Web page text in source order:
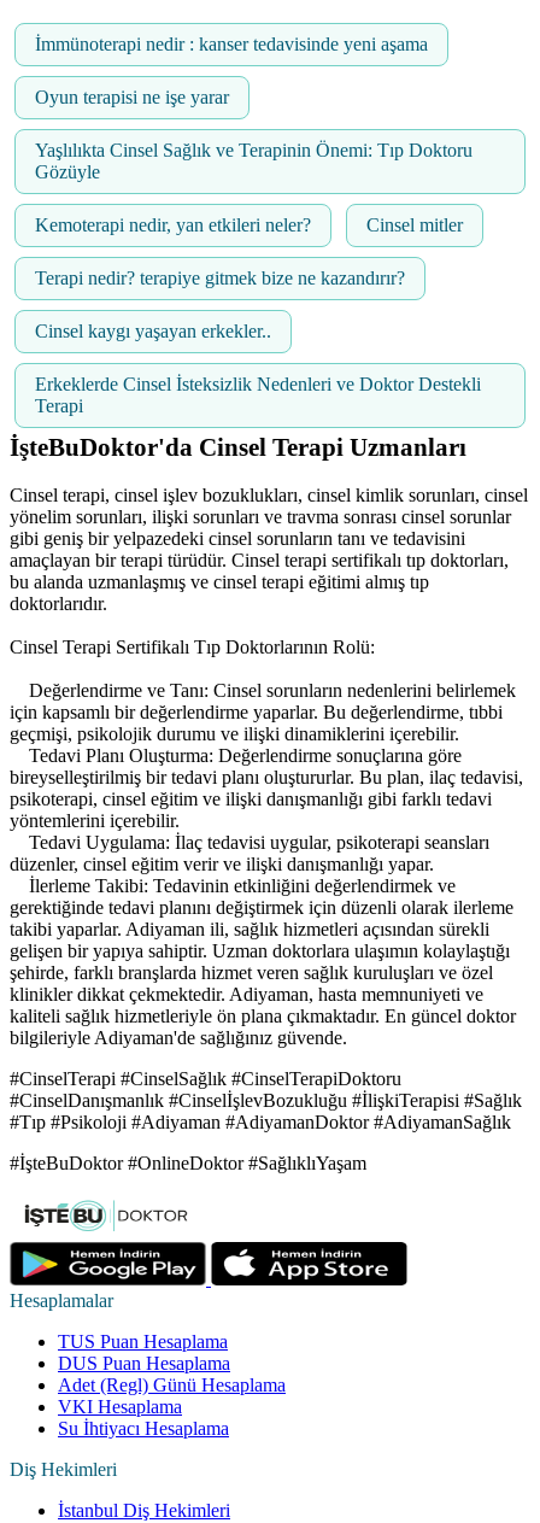
İmmünoterapi nedir : kanser tedavisinde yeni aşama
Oyun terapisi ne işe yarar
Yaşlılıkta Cinsel Sağlık ve Terapinin Önemi: Tıp Doktoru
Gözüyle
Kemoterapi nedir, yan etkileri neler? Cinsel mitler
Terapi nedir? terapiye gitmek bize ne kazandırır?
Cinsel kaygı yaşayan erkekler..
Erkeklerde Cinsel İsteksizlik Nedenleri ve Doktor Destekli
Terapi
İşteBuDoktor'da Cinsel Terapi Uzmanları
Cinsel terapi, cinsel işlev bozuklukları, cinsel kimlik sorunları, cinsel
yönelim sorunları, ilişki sorunları ve travma sonrası cinsel sorunlar
gibi geniş bir yelpazedeki cinsel sorunların tanı ve tedavisini
amaçlayan bir terapi türüdür. Cinsel terapi sertifikalı tıp doktorları,
bu alanda uzmanlaşmış ve cinsel terapi eğitimi almış tıp
doktorlarıdır.
Cinsel Terapi Sertifikalı Tıp Doktorlarının Rolü:
Değerlendirme ve Tanı: Cinsel sorunların nedenlerini belirlemek
için kapsamlı bir değerlendirme yaparlar. Bu değerlendirme, tıbbi
geçmişi, psikolojik durumu ve ilişki dinamiklerini içerebilir.
Tedavi Planı Oluşturma: Değerlendirme sonuçlarına göre
bireyselleştirilmiş bir tedavi planı oluştururlar. Bu plan, ilaç tedavisi,
psikoterapi, cinsel eğitim ve ilişki danışmanlığı gibi farklı tedavi
yöntemlerini içerebilir.
Tedavi Uygulama: İlaç tedavisi uygular, psikoterapi seansları
düzenler, cinsel eğitim verir ve ilişki danışmanlığı yapar.
İlerleme Takibi: Tedavinin etkinliğini değerlendirmek ve
gerektiğinde tedavi planını değiştirmek için düzenli olarak ilerleme
takibi yaparlar. Adiyaman ili, sağlık hizmetleri açısından sürekli
gelişen bir yapıya sahiptir. Uzman doktorlara ulaşımın kolaylaştığı
şehirde, farklı branşlarda hizmet veren sağlık kuruluşları ve özel
klinikler dikkat çekmektedir. Adiyaman, hasta memnuniyeti ve
kaliteli sağlık hizmetleriyle ön plana çıkmaktadır. En güncel doktor
bilgileriyle Adiyaman'de sağlığınız güvende.
#CinselTerapi #CinselSağlık #CinselTerapiDoktoru
#CinselDanışmanlık #CinselİşlevBozukluğu #İlişkiTerapisi #Sağlık
#Tıp #Psikoloji #Adiyaman #AdiyamanDoktor #AdiyamanSağlık
#İşteBuDoktor #OnlineDoktor #SağlıklıYaşam
Hesaplamalar
TUS Puan Hesaplama
DUS Puan Hesaplama
Adet (Regl) Günü Hesaplama
VKI Hesaplama
Su İhtiyacı Hesaplama
Diş Hekimleri
İstanbul Diş Hekimleri